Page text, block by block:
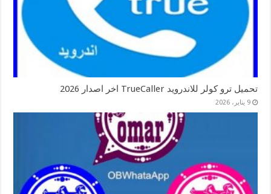
تحميل ترو كولر للاندرويد TrueCaller اخر اصدار 2026
9 يناير، 2026